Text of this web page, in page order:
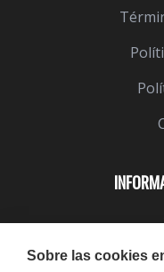
Sobre las cookies